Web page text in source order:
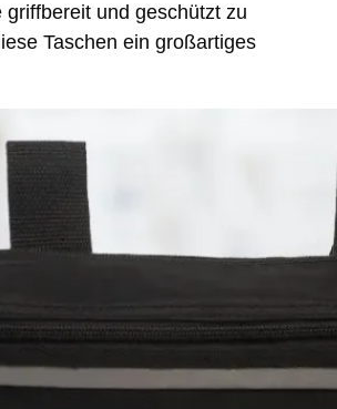
griffbereit und geschützt zu
Taschen ein großartiges